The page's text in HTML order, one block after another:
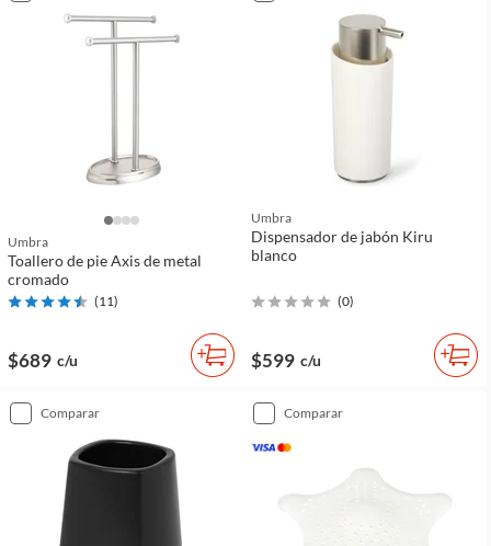
Umbra
Toallero de pie Axis de metal
cromado
(11)
$689 c/u
Umbra
Dispensador de jabón Kiru
blanco
(0)
$599 c/u
comparar comparar